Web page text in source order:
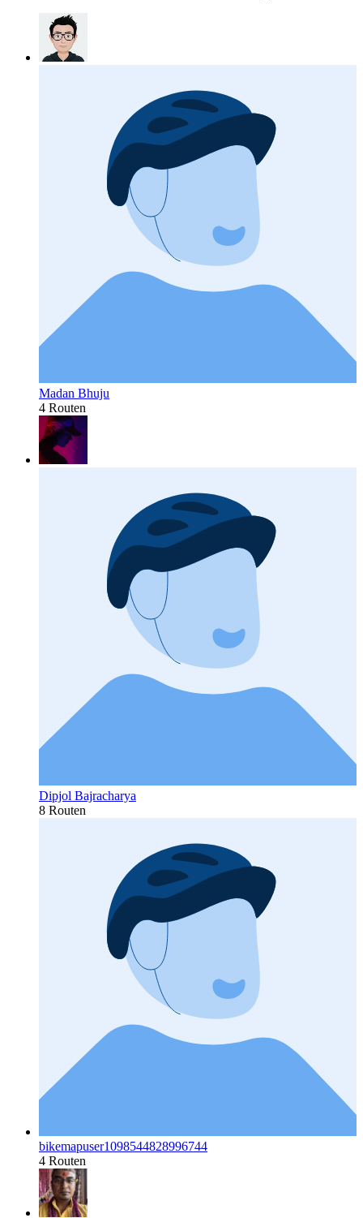
Madan Bhuju
4 Routen
Dipjol Bajracharya
8 Routen
bikemapuser1098544828996744
4 Routen